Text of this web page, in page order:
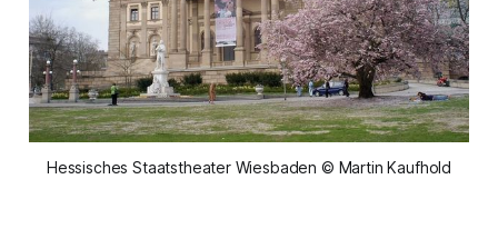
Hessisches Staatstheater Wiesbaden © Martin Kaufhold